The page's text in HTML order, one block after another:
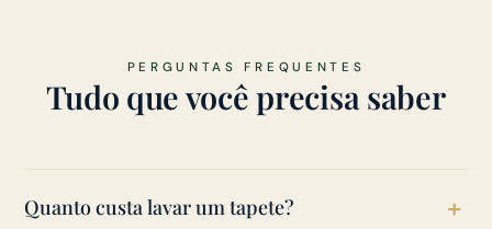
PERGUNTAS FREQUENTES
Tudo que você precisa saber
Quanto custa lavar um tapete?